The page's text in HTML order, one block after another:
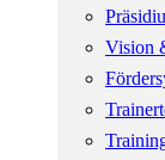
Vision